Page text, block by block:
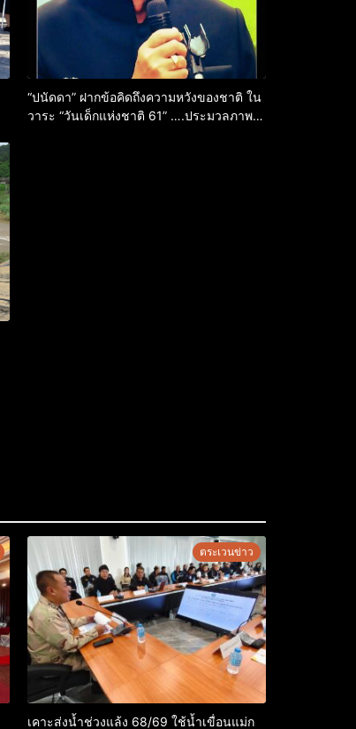
“ปนัดดา” ฝากข้อคิดถึงความหวังของชาติ ใน
วาระ “วันเด็กแห่งชาติ 61” ….ประมวลภาพ
ตระเวนข่าว
เคาะส่งน้ำช่วงแล้ง 68/69 ใช้น้ำเขื่อนแม่ก